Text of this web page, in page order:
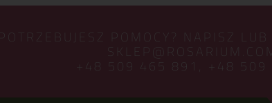
POTRZEBUJESZ POMOCY? NAPISZ
+48 509 465 891, +48